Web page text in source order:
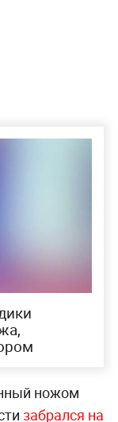
ножом
забрался на